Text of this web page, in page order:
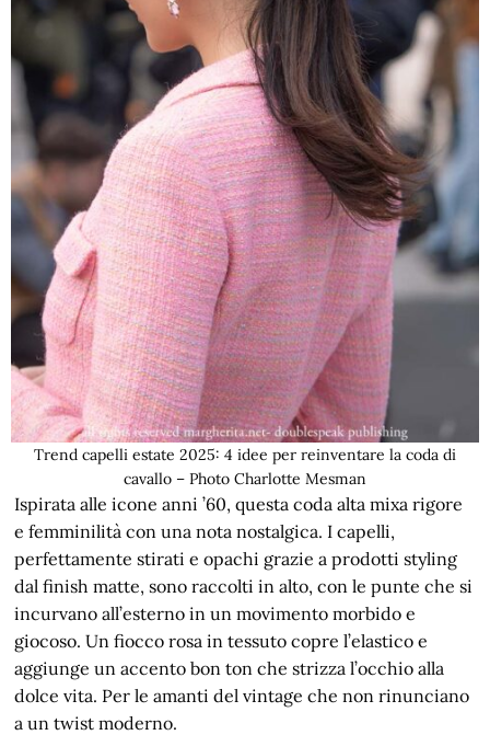
Trend capelli estate 2025: 4 idee per reinventare la coda di
cavallo – Photo Charlotte Mesman
Ispirata alle icone anni ’60, questa coda alta mixa rigore
e femminilità con una nota nostalgica. I capelli,
perfettamente stirati e opachi grazie a prodotti styling
dal finish matte, sono raccolti in alto, con le punte che si
incurvano all’esterno in un movimento morbido e
giocoso. Un fiocco rosa in tessuto copre l’elastico e
aggiunge un accento bon ton che strizza l’occhio alla
dolce vita. Per le amanti del vintage che non rinunciano
a un twist moderno.